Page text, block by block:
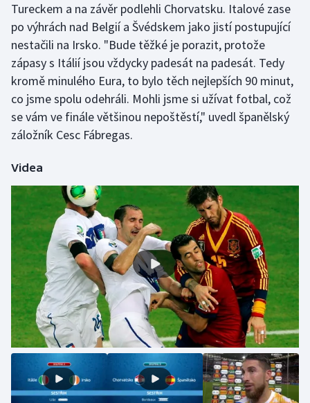
Lyže a snowboard
Moderní pětiboj
Motorsport
Olympijské hry
Plážový volejbal
Ragby
Rychlobruslení
Rychlostní kanoistika
Short track
Sportovní střelba
Tureckem a na závěr podlehli Chorvatsku. Italové zase
po výhrách nad Belgií a Švédskem jako jistí postupující
nestačili na Irsko. "Bude těžké je porazit, protože
zápasy s Itálií jsou vždycky padesát na padesát. Tedy
kromě minulého Eura, to bylo těch nejlepších 90 minut,
co jsme spolu odehráli. Mohli jsme si užívat fotbal, což
se vám ve finále většinou nepoštěstí," uvedl španělský
záložník Cesc Fábregas.
Videa